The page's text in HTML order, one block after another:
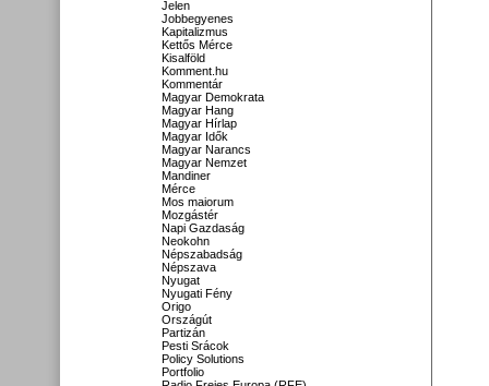
Jelen
Jobbegyenes
Kapitalizmus
Kettős Mérce
Kisalföld
Komment.hu
Kommentár
Magyar Demokrata
Magyar Hang
Magyar Hírlap
Magyar Idők
Magyar Narancs
Magyar Nemzet
Mandiner
Mérce
Mos maiorum
Mozgástér
Napi Gazdaság
Neokohn
Népszabadság
Népszava
Nyugat
Nyugati Fény
Origo
Országút
Partizán
Pesti Srácok
Policy Solutions
Portfolio